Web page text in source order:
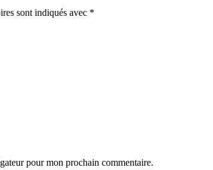
sont indiqués avec *
pour mon prochain commentaire.